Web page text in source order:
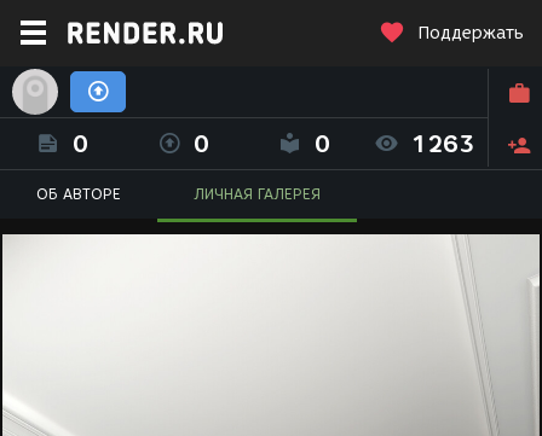
Поддержать
Muhammadnodir Kamolov (Realextremal)
0 0 0 1263
ОБ АВТОРЕ ЛИЧНАЯ ГАЛЕРЕЯ